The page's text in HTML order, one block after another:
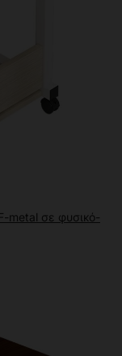
metal σε φυσικό-